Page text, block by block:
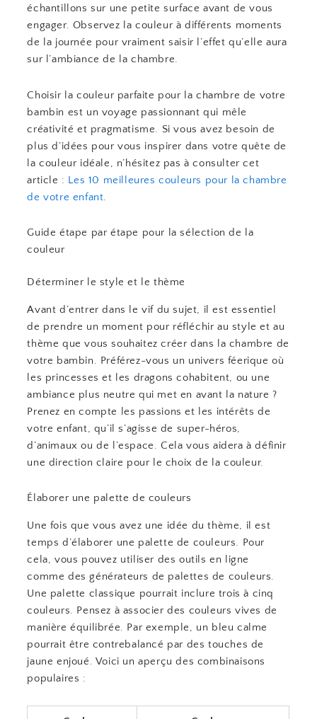
échantillons sur une petite surface avant de vous
engager. Observez la couleur à différents moments
de la journée pour vraiment saisir l’effet qu’elle aura
sur l’ambiance de la chambre.
Choisir la couleur parfaite pour la chambre de votre
bambin est un voyage passionnant qui mêle
créativité et pragmatisme. Si vous avez besoin de
plus d’idées pour vous inspirer dans votre quête de
la couleur idéale, n’hésitez pas à consulter cet
article : Les 10 meilleures couleurs pour la chambre
de votre enfant.
Guide étape par étape pour la sélection de la
couleur
Déterminer le style et le thème
Avant d’entrer dans le vif du sujet, il est essentiel
de prendre un moment pour réfléchir au style et au
thème que vous souhaitez créer dans la chambre de
votre bambin. Préférez-vous un univers féerique où
les princesses et les dragons cohabitent, ou une
ambiance plus neutre qui met en avant la nature ?
Prenez en compte les passions et les intérêts de
votre enfant, qu’il s’agisse de super-héros,
d’animaux ou de l’espace. Cela vous aidera à définir
une direction claire pour le choix de la couleur.
Élaborer une palette de couleurs
Une fois que vous avez une idée du thème, il est
temps d’élaborer une palette de couleurs. Pour
cela, vous pouvez utiliser des outils en ligne
comme des générateurs de palettes de couleurs.
Une palette classique pourrait inclure trois à cinq
couleurs. Pensez à associer des couleurs vives de
manière équilibrée. Par exemple, un bleu calme
pourrait être contrebalancé par des touches de
jaune enjoué. Voici un aperçu des combinaisons
populaires :